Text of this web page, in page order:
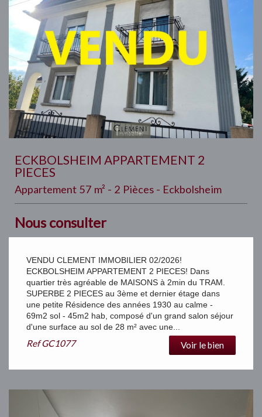
ECKBOLSHEIM APPARTEMENT 2
PIECES
Appartement 57 m² - 2 Pièces - Eckbolsheim
Nous consulter
VENDU CLEMENT IMMOBILIER 02/2026!
ECKBOLSHEIM APPARTEMENT 2 PIECES! Dans
quartier très agréable de MAISONS à 2min du TRAM.
SUPERBE 2 PIECES au 3ème et dernier étage dans
une petite Résidence des années 1930 au calme -
69m2 sol - 45m2 hab, composé d'un grand salon séjour
d'une surface au sol de 28 m² avec une...
RefGC1077 Voir le bien